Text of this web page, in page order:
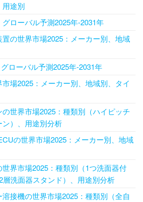
用途別
ローバル予測2025年-2031年
の世界市場2025：メーカー別、地域
ローバル予測2025年-2031年
場2025：メーカー別、地域別、タイ
世界市場2025：種類別（ハイピッチ
ン）、用途別分析
の世界市場2025：メーカー別、地域
界市場2025：種類別（1つ洗面器付
層洗面器スタンド）、用途別分析
接機の世界市場2025：種類別（全自